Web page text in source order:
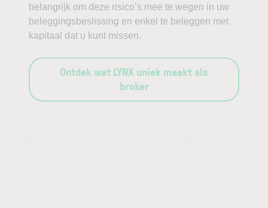
belangrijk om deze risico’s mee te wegen in uw
beleggingsbeslissing en enkel te beleggen met
kapitaal dat u kunt missen.
Ontdek wat LYNX uniek maakt als
broker